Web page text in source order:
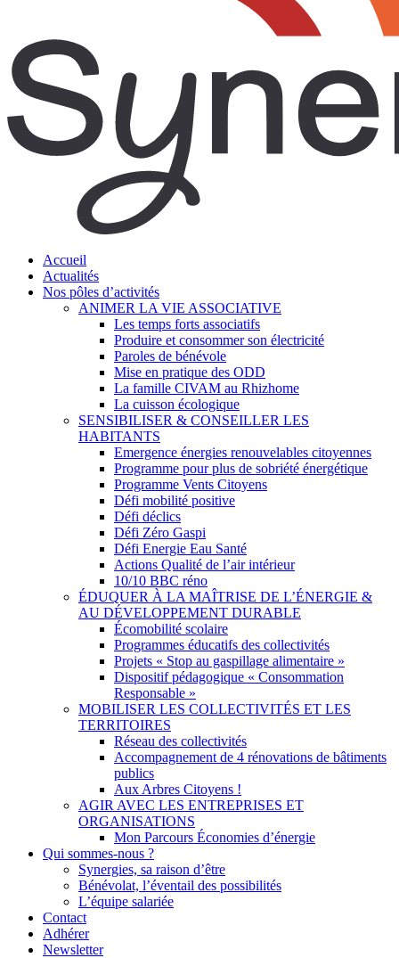
search
Menu
Accueil
Actualités
Nos pôles d’activités
ANIMER LA VIE ASSOCIATIVE
Les temps forts associatifs
Produire et consommer son électricité
Paroles de bénévole
Mise en pratique des ODD
La famille CIVAM au Rhizhome
La cuisson écologique
SENSIBILISER & CONSEILLER LES
HABITANTS
Emergence énergies renouvelables citoyennes
Programme pour plus de sobriété énergétique
Programme Vents Citoyens
Défi mobilité positive
Défi déclics
Défi Zéro Gaspi
Défi Energie Eau Santé
Actions Qualité de l’air intérieur
10/10 BBC réno
ÉDUQUER À LA MAÎTRISE DE L’ÉNERGIE &
AU DÉVELOPPEMENT DURABLE
Écomobilité scolaire
Programmes éducatifs des collectivités
Projets « Stop au gaspillage alimentaire »
Dispositif pédagogique « Consommation
Responsable »
MOBILISER LES COLLECTIVITÉS ET LES
TERRITOIRES
Réseau des collectivités
Accompagnement de 4 rénovations de bâtiments
publics
Aux Arbres Citoyens !
AGIR AVEC LES ENTREPRISES ET
ORGANISATIONS
Mon Parcours Économies d’énergie
Qui sommes-nous ?
Synergies, sa raison d’être
Bénévolat, l’éventail des possibilités
L’équipe salariée
Contact
Adhérer
Newsletter